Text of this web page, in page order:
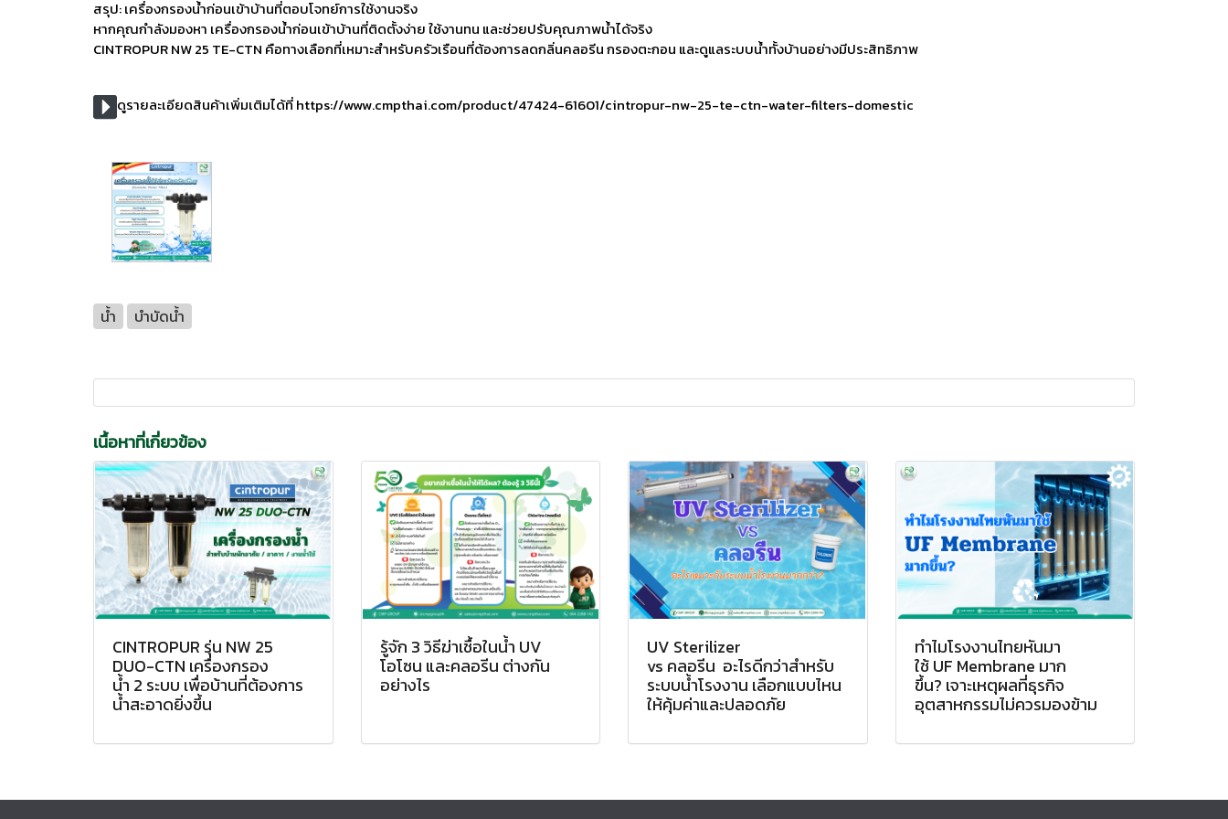
สรุป: เครื่องกรองน้ำก่อนเข้าบ้านที่ตอบโจทย์การใช้งานจริง
หากคุณกำลังมองหา เครื่องกรองน้ำก่อนเข้าบ้านที่ติดตั้งง่าย ใช้งานทน และช่วยปรับคุณภาพน้ำได้จริง
CINTROPUR NW 25 TE-CTN คือทางเลือกที่เหมาะสำหรับครัวเรือนที่ต้องการลดกลิ่นคลอรีน กรองตะกอน และดูแลระบบน้ำทั้งบ้านอย่างมีประสิทธิภาพ
ดูรายละเอียดสินค้าเพิ่มเติมได้ที่ https://www.cmpthai.com/product/47424-61601/cintropur-nw-25-te-ctn-water-filters-domestic
น้ำ บำบัดน้ำ
เนื้อหาที่เกี่ยวข้อง
CINTROPUR รุ่น NW 25
DUO-CTN เครื่องกรอง
น้ำ 2 ระบบ เพื่อบ้านที่ต้องการ
น้ำสะอาดยิ่งขึ้น
รู้จัก 3 วิธีฆ่าเชื้อในน้ำ UV
โอโซน และคลอรีน ต่างกัน
อย่างไร
UV Sterilizer
vs คลอรีน อะไรดีกว่าสำหรับ
ระบบน้ำโรงงาน เลือกแบบไหน
ให้คุ้มค่าและปลอดภัย
ทำไมโรงงานไทยหันมา
ใช้ UF Membrane มาก
ขึ้น? เจาะเหตุผลที่ธุรกิจ
อุตสาหกรรมไม่ควรมองข้าม